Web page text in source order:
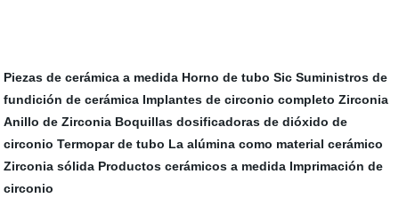
Piezas de cerámica a medida Horno de tubo Sic Suministros de
fundición de cerámica Implantes de circonio completo Zirconia
Anillo de Zirconia Boquillas dosificadoras de dióxido de
circonio Termopar de tubo La alúmina como material cerámico
Zirconia sólida Productos cerámicos a medida Imprimación de
circonio